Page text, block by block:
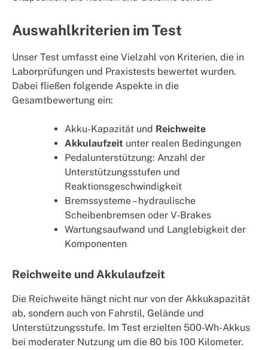
Auswahlkriterien im Test
Unser Test umfasst eine Vielzahl von Kriterien, die in
Laborprüfungen und Praxistests bewertet wurden.
Dabei fließen folgende Aspekte in die
Gesamtbewertung ein:
Akku-Kapazität und Reichweite
Akkulaufzeit unter realen Bedingungen
Pedalunterstützung: Anzahl der
Unterstützungsstufen und
Reaktionsgeschwindigkeit
Bremssysteme – hydraulische
Scheibenbremsen oder V-Brakes
Wartungsaufwand und Langlebigkeit der
Komponenten
Reichweite und Akkulaufzeit
Die Reichweite hängt nicht nur von der Akkukapazität
ab, sondern auch von Fahrstil, Gelände und
Unterstützungsstufe. Im Test erzielten 500-Wh-Akkus
bei moderater Nutzung um die 80 bis 100 Kilometer.